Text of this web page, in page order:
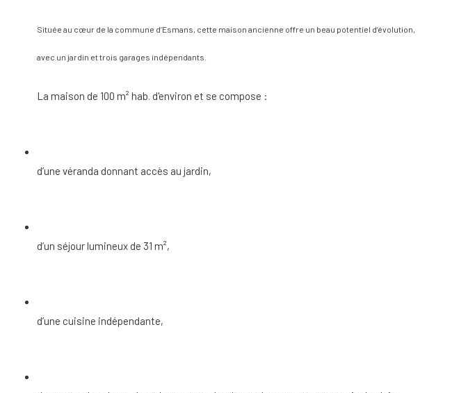
Située au cœur de la commune d’Esmans, cette maison ancienne offre un beau potentiel d’évolution,
avec un jardin et trois garages indépendants.
La maison de 100 m² hab. d'environ et se compose :
d’une véranda donnant accès au jardin,
d’un séjour lumineux de 31 m²,
d’une cuisine indépendante,